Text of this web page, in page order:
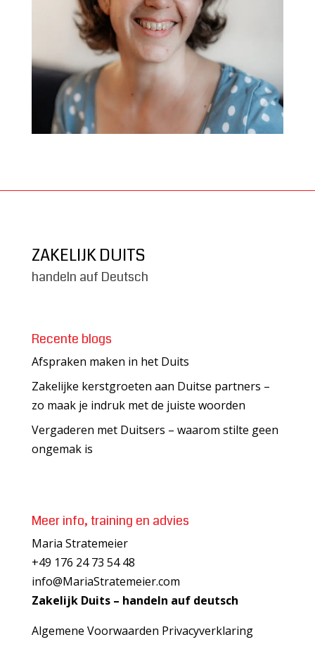
ZAKELIJK DUITS
handeln auf Deutsch
Recente blogs
Afspraken maken in het Duits
Zakelijke kerstgroeten aan Duitse partners –
zo maak je indruk met de juiste woorden
Vergaderen met Duitsers – waarom stilte geen
ongemak is
Meer info, training en advies
Maria Stratemeier
+49 176 24 73 54 48
info@MariaStratemeier.com
Zakelijk Duits – handeln auf deutsch
Algemene Voorwaarden Privacyverklaring